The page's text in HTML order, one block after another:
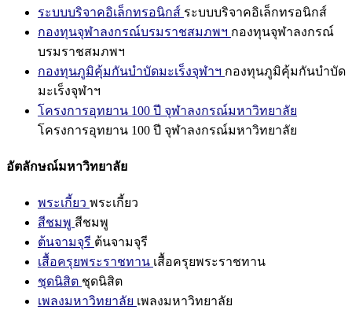
ระบบบริจาคอิเล็กทรอนิกส์ ระบบบริจาคอิเล็กทรอนิกส์
กองทุนจุฬาลงกรณ์บรมราชสมภพฯ กองทุนจุฬาลงกรณ์
บรมราชสมภพฯ
กองทุนภูมิคุ้มกันบำบัดมะเร็งจุฬาฯ กองทุนภูมิคุ้มกันบำบัด
มะเร็งจุฬาฯ
โครงการอุทยาน 100 ปี จุฬาลงกรณ์มหาวิทยาลัย
โครงการอุทยาน 100 ปี จุฬาลงกรณ์มหาวิทยาลัย
อัตลักษณ์มหาวิทยาลัย
พระเกี้ยว พระเกี้ยว
สีชมพู สีชมพู
ต้นจามจุรี ต้นจามจุรี
เสื้อครุยพระราชทาน เสื้อครุยพระราชทาน
ชุดนิสิต ชุดนิสิต
เพลงมหาวิทยาลัย เพลงมหาวิทยาลัย